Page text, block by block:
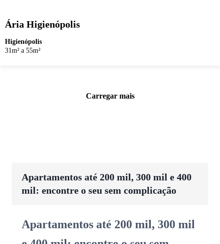
Ária Higienópolis
Higienópolis
31m² a 55m²
Carregar mais
Apartamentos até 200 mil, 300 mil e 400
mil: encontre o seu sem complicação
Apartamentos até 200 mil, 300 mil